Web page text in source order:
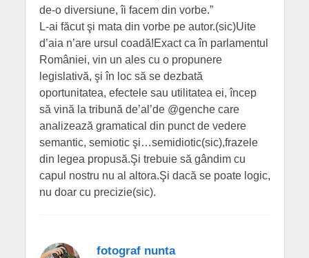
de-o diversiune, îi facem din vorbe.”
L-ai făcut şi mata din vorbe pe autor.(sic)Uite
d’aia n’are ursul coadă!Exact ca în parlamentul
României, vin un ales cu o propunere
legislativă, şi în loc să se dezbată
oportunitatea, efectele sau utilitatea ei, încep
să vină la tribună de’al’de @genche care
analizează gramatical din punct de vedere
semantic, semiotic şi…semidiotic(sic),frazele
din legea propusă.Şi trebuie să gândim cu
capul nostru nu al altora.Şi dacă se poate logic,
nu doar cu precizie(sic).
fotograf nunta